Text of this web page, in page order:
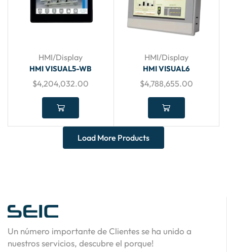
HMI/Display
HMI VISUAL5-WB
$4,204,032.00
HMI/Display
HMI VISUAL6
$4,788,655.00
Load More Products
Un número importante de Clientes se ha unido a
nuestros servicios, descubre el porque!